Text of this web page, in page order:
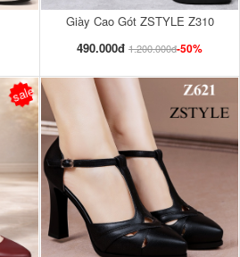
Giày Cao Gót ZSTYLE Z310
490.000đ 1.200.000đ-50%
sale